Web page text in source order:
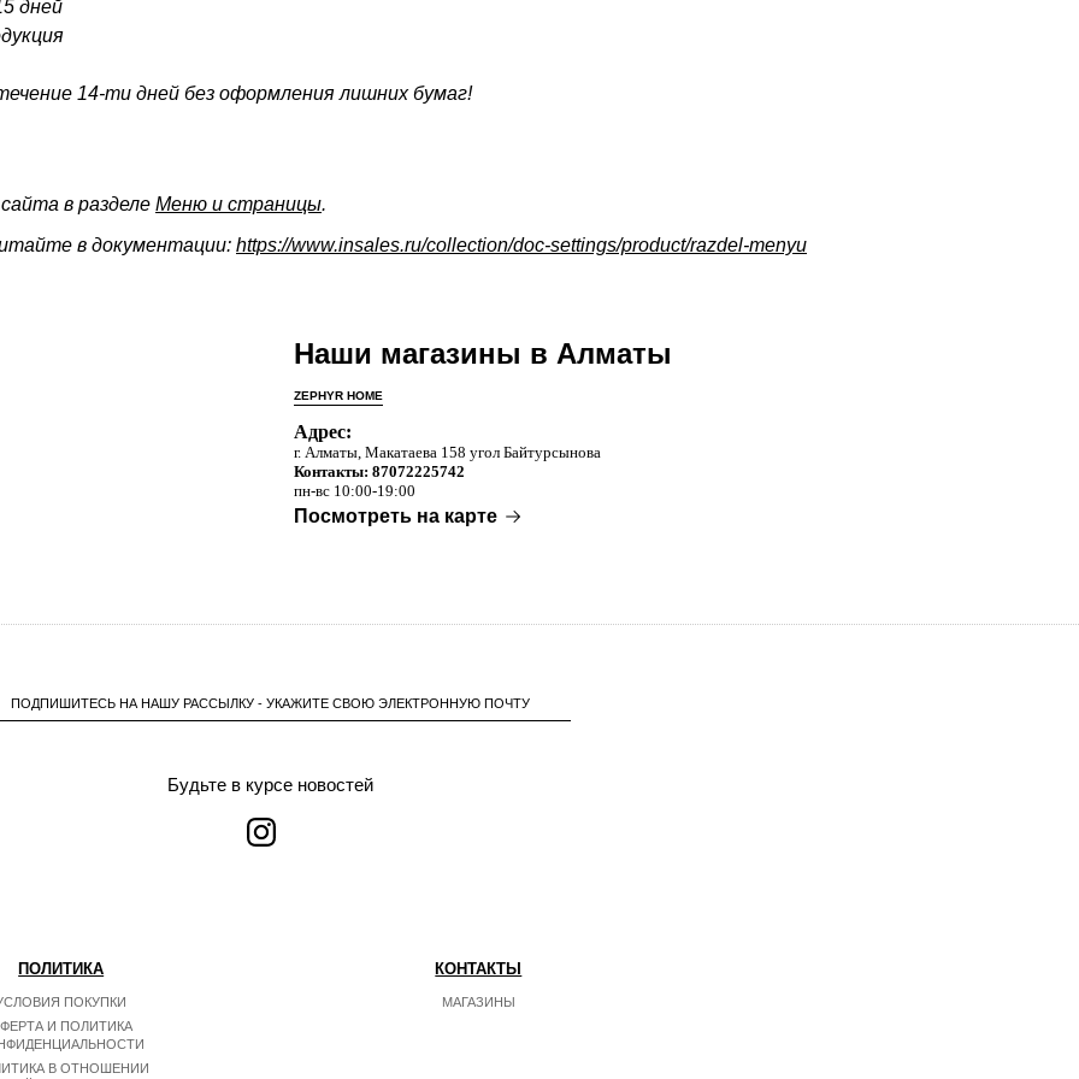
дней
14-ти дней без оформления лишних бумаг!
в разделе Меню и страницы.
в документации: https://www.insales.ru/collection/doc-settings/product/razdel-menyu
Наши магазины в Алматы
ZEPHYR HOME
Адрес:
г. Алматы, Макатаева 158 угол Байтурсынова
Контакты: 87072225742
пн-вс 10:00-19:00
Посмотреть на карте
ПОДПИШИТЕСЬ НА НАШУ РАССЫЛКУ - УКАЖИТЕ СВОЮ ЭЛЕКТРОННУЮ ПОЧТУ
Будьте в курсе новостей
ПОЛИТИКА
ПОКУПКИ
И ПОЛИТИКА
В ОТНОШЕНИИ
КОНТАКТЫ
МАГАЗИНЫ